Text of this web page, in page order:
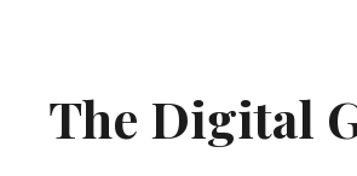
The Digital